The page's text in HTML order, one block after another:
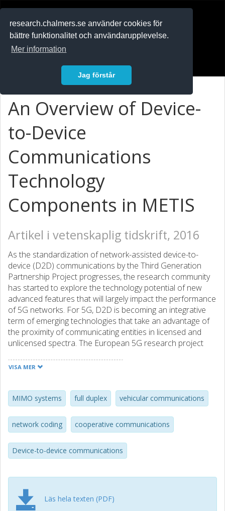
research.chalmers.se använder cookies för
bättre funktionalitet och användarupplevelse.
Mer information
Jag förstår
An Overview of Device-
to-Device
Communications
Technology
Components in METIS
Artikel i vetenskaplig tidskrift, 2016
As the standardization of network-assisted device-to-
device (D2D) communications by the Third Generation
Partnership Project progresses, the research community
has started to explore the technology potential of new
advanced features that will largely impact the performance
of 5G networks. For 5G, D2D is becoming an integrative
term of emerging technologies that take an advantage of
the proximity of communicating entities in licensed and
unlicensed spectra. The European 5G research project
2020 Information Society (METIS) has identified advanced
communicating vehicles. In this paper, we review the
METIS D2D technology components in three key areas of
proximal communications-network-assisted multi-hop, full-
duplex, and multi-antenna D2D communications-and
argue that the advantages of properly combining cellular
and ad hoc technologies help to meet the challenges of
VISA MER
MIMO systems full duplex vehicular communications
network coding cooperative communications
Device-to-device communications
Läs hela texten (PDF)